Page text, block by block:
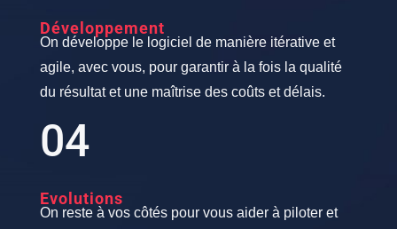
Développement
On développe le logiciel de manière itérative et
agile, avec vous, pour garantir à la fois la qualité
du résultat et une maîtrise des coûts et délais.
04
Evolutions
On reste à vos côtés pour vous aider à piloter et